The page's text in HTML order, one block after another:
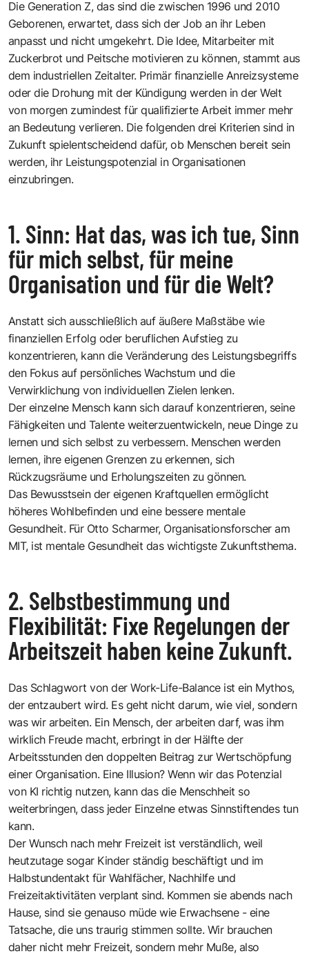
Die Generation Z, das sind die zwischen 1996 und 2010
Geborenen, erwartet, dass sich der Job an ihr Leben
anpasst und nicht umgekehrt. Die Idee, Mitarbeiter mit
Zuckerbrot und Peitsche motivieren zu können, stammt aus
dem industriellen Zeitalter. Primär finanzielle Anreizsysteme
oder die Drohung mit der Kündigung werden in der Welt
von morgen zumindest für qualifizierte Arbeit immer mehr
an Bedeutung verlieren. Die folgenden drei Kriterien sind in
Zukunft spielentscheidend dafür, ob Menschen bereit sein
werden, ihr Leistungspotenzial in Organisationen
einzubringen.
1. Sinn: Hat das, was ich tue, Sinn
für mich selbst, für meine
Organisation und für die Welt?
Anstatt sich ausschließlich auf äußere Maßstäbe wie
finanziellen Erfolg oder beruflichen Aufstieg zu
konzentrieren, kann die Veränderung des Leistungsbegriffs
den Fokus auf persönliches Wachstum und die
Verwirklichung von individuellen Zielen lenken.
Der einzelne Mensch kann sich darauf konzentrieren, seine
Fähigkeiten und Talente weiterzuentwickeln, neue Dinge zu
lernen und sich selbst zu verbessern. Menschen werden
lernen, ihre eigenen Grenzen zu erkennen, sich
Rückzugsräume und Erholungszeiten zu gönnen.
Das Bewusstsein der eigenen Kraftquellen ermöglicht
höheres Wohlbefinden und eine bessere mentale
Gesundheit. Für Otto Scharmer, Organisationsforscher am
MIT, ist mentale Gesundheit das wichtigste Zukunftsthema.
2. Selbstbestimmung und
Flexibilität: Fixe Regelungen der
Arbeitszeit haben keine Zukunft.
Das Schlagwort von der Work-Life-Balance ist ein Mythos,
der entzaubert wird. Es geht nicht darum, wie viel, sondern
was wir arbeiten. Ein Mensch, der arbeiten darf, was ihm
wirklich Freude macht, erbringt in der Hälfte der
Arbeitsstunden den doppelten Beitrag zur Wertschöpfung
einer Organisation. Eine Illusion? Wenn wir das Potenzial
von KI richtig nutzen, kann das die Menschheit so
weiterbringen, dass jeder Einzelne etwas Sinnstiftendes tun
kann.
Der Wunsch nach mehr Freizeit ist verständlich, weil
heutzutage sogar Kinder ständig beschäftigt und im
Halbstundentakt für Wahlfächer, Nachhilfe und
Freizeitaktivitäten verplant sind. Kommen sie abends nach
Hause, sind sie genauso müde wie Erwachsene - eine
Tatsache, die uns traurig stimmen sollte. Wir brauchen
daher nicht mehr Freizeit, sondern mehr Muße, also